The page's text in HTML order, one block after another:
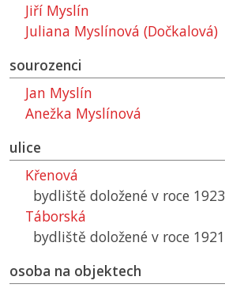
Jiří Myslín
Juliana Myslínová (Dočkalová)
sourozenci
Jan Myslín
Anežka Myslínová
ulice
Křenová
bydliště doložené v roce 1923
Táborská
bydliště doložené v roce 1921
osoba na objektech